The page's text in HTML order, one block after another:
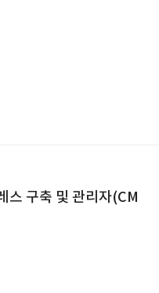
스 구축 및 관리자(CM